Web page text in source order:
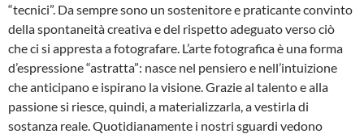
“tecnici”. Da sempre sono un sostenitore e praticante convinto
della spontaneità creativa e del rispetto adeguato verso ciò
che ci si appresta a fotografare. L’arte fotografica è una forma
d’espressione “astratta”: nasce nel pensiero e nell’intuizione
che anticipano e ispirano la visione. Grazie al talento e alla
passione si riesce, quindi, a materializzarla, a vestirla di
sostanza reale. Quotidianamente i nostri sguardi vedono